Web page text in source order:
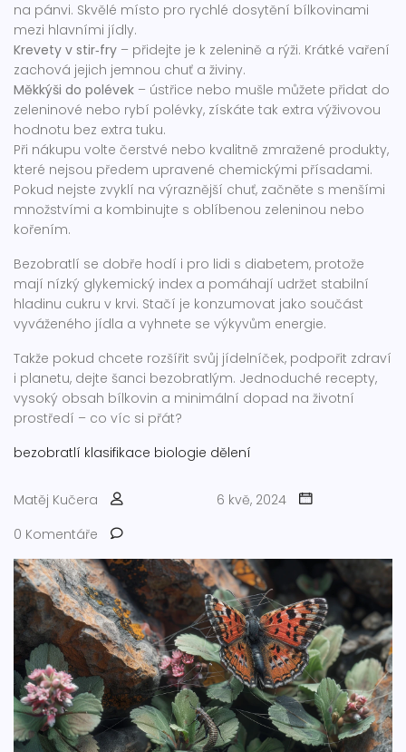
na pánvi. Skvělé místo pro rychlé dosytění bílkovinami
mezi hlavními jídly.
Krevety v stir‑fry – přidejte je k zelenině a rýži. Krátké vaření
zachová jejich jemnou chuť a živiny.
Měkkýši do polévek – ústřice nebo mušle můžete přidat do
zeleninové nebo rybí polévky, získáte tak extra výživovou
hodnotu bez extra tuku.
Při nákupu volte čerstvé nebo kvalitně zmražené produkty,
které nejsou předem upravené chemickými přísadami.
Pokud nejste zvyklí na výraznější chuť, začněte s menšími
množstvími a kombinujte s oblíbenou zeleninou nebo
kořením.
Bezobratlí se dobře hodí i pro lidi s diabetem, protože
mají nízký glykemický index a pomáhají udržet stabilní
hladinu cukru v krvi. Stačí je konzumovat jako součást
vyváženého jídla a vyhnete se výkyvům energie.
Takže pokud chcete rozšířit svůj jídelníček, podpořit zdraví
i planetu, dejte šanci bezobratlým. Jednoduché recepty,
vysoký obsah bílkovin a minimální dopad na životní
prostředí – co víc si přát?
bezobratlí klasifikace biologie dělení
Matěj Kučera
6 kvě, 2024
0 Komentáře